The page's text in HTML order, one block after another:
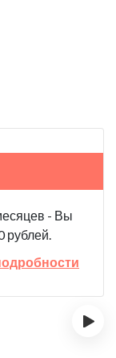
- Вы
рублей.
›